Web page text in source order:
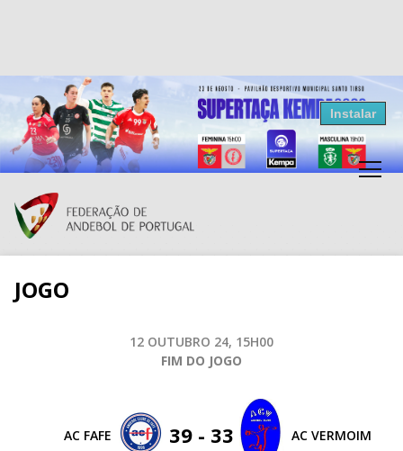
Resultados Andebol
Federação de Andebol de Portugal
Grátis - Disponivel na Play Store
Instalar
JOGO
12 OUTUBRO 24, 15H00
FIM DO JOGO
AC FAFE 39 - 33 AC VERMOIM